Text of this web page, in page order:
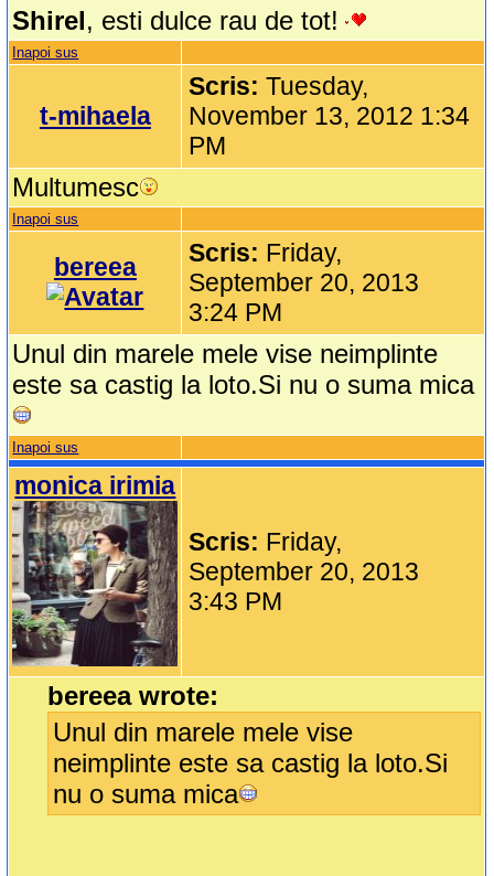
Shirel, esti dulce rau de tot!
Inapoi sus
t-mihaela
Scris:Tuesday,
November 13, 2012 1:34
PM
Multumesc
Inapoi sus
bereea Scris: Friday,
September 20, 2013
3:24 PM
Unul din marele mele vise neimplinte
este sa castig la loto.Si nu o suma mica
Inapoi sus
monica irimia
Scris: Friday,
September 20, 2013
3:43 PM
bereea wrote:
Unul din marele mele vise
neimplinte este sa castig la loto.Si
nu o suma mica